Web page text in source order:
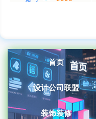
首页
设计公司联盟
装饰装修